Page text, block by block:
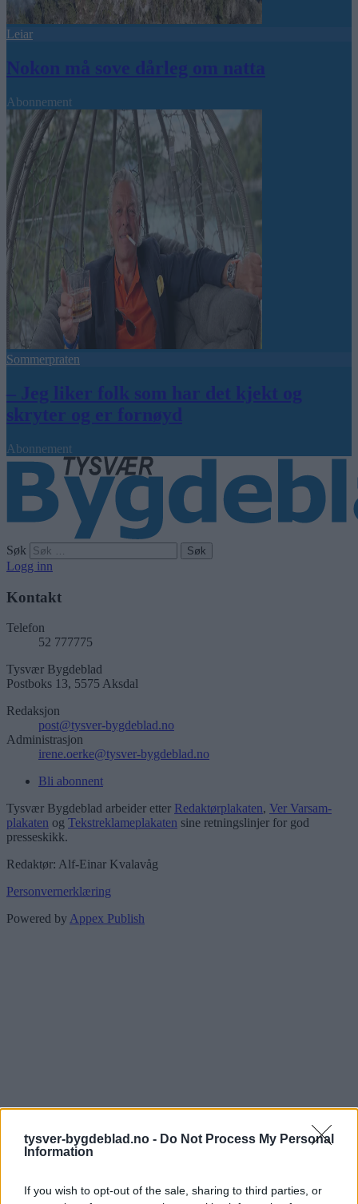
tysver-bygdeblad.no - Do Not Process My Personal
Information
If you wish to opt-out of the sale, sharing to third parties, or
Leiar
Nokon må sove dårleg om natta
Abonnement
Sommerpraten
– Jeg liker folk som har det kjekt og
skryter og er fornøyd
Abonnement
Søk
Logg inn
Kontakt
Telefon
52 777775
Tysvær Bygdeblad
Postboks 13, 5575 Aksdal
Redaksjon
post@tysver-bygdeblad.no
Administrasjon
irene.oerke@tysver-bygdeblad.no
Bli abonnent
Tysvær Bygdeblad arbeider etter Redaktørplakaten, Ver Varsam-
plakaten og Tekstreklameplakaten sine retningslinjer for god
presseskikk.
Redaktør: Alf-Einar Kvalavåg
Personvernerklæring
Powered by Appex Publish